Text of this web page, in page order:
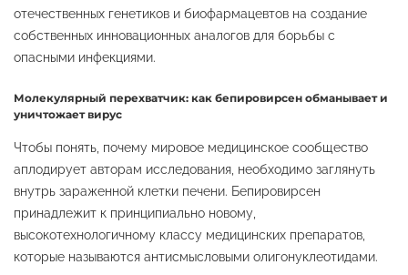
отечественных генетиков и биофармацевтов на создание
собственных инновационных аналогов для борьбы с
опасными инфекциями.
Молекулярный перехватчик: как бепировирсен обманывает и
уничтожает вирус
Чтобы понять, почему мировое медицинское сообщество
аплодирует авторам исследования, необходимо заглянуть
внутрь зараженной клетки печени. Бепировирсен
принадлежит к принципиально новому,
высокотехнологичному классу медицинских препаратов,
которые называются антисмысловыми олигонуклеотидами.